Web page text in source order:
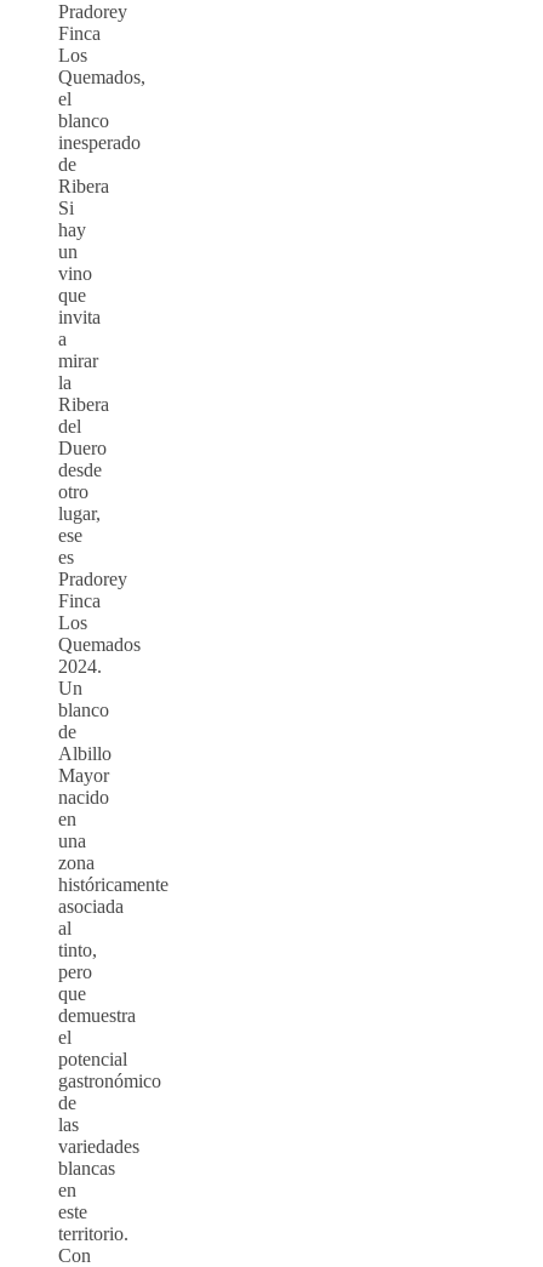
Pradorey
Finca
Los
Quemados,
el
blanco
inesperado
de
Ribera
Si
hay
un
vino
que
invita
a
mirar
la
Ribera
del
Duero
desde
otro
lugar,
ese
es
Pradorey
Finca
Los
Quemados
2024.
Un
blanco
de
Albillo
Mayor
nacido
en
una
zona
históricamente
asociada
al
tinto,
pero
que
demuestra
el
potencial
gastronómico
de
las
variedades
blancas
en
este
territorio.
Con